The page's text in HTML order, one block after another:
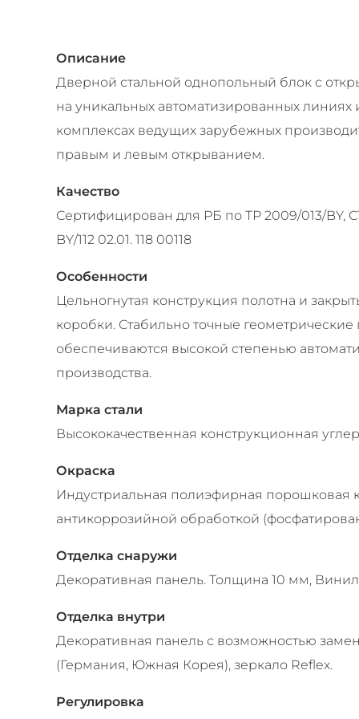
Описание
Дверной стальной однопольный блок с
на уникальных автоматизированных
комплексах ведущих зарубежных
правым и левым открыванием.
Качество
Сертифицирован для РБ по ТР 2009/013/BY,
BY/112 02.01. 118 00118
Особенности
Цельногнутая конструкция полотна и
коробки. Стабильно точные геометрические
обеспечиваются высокой степенью
производства.
Марка стали
Высококачественная конструкционная
Окраска
Индустриальная полиэфирная порошковая
антикоррозийной обработкой
Отделка снаружи
Декоративная панель. Толщина 10 мм,
Отделка внутри
Декоративная панель с возможностью
(Германия, Южная Корея), зеркало Reflex.
Регулировка